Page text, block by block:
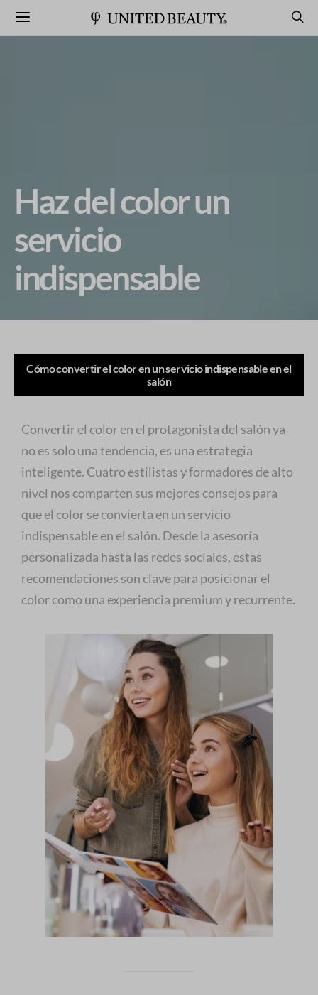
Haz del color un
servicio
indispensable
Cómo convertir el color en un servicio indispensable en el
salón
Convertir el color en el protagonista del salón ya
no es solo una tendencia, es una estrategia
inteligente. Cuatro estilistas y formadores de alto
nivel nos comparten sus mejores consejos para
que el color se convierta en un servicio
indispensable en el salón. Desde la asesoría
personalizada hasta las redes sociales, estas
recomendaciones son clave para posicionar el
color como una experiencia premium y recurrente.